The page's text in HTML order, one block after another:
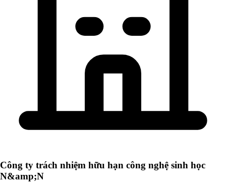
Công ty trách nhiệm hữu hạn công nghệ sinh học
N&amp;N